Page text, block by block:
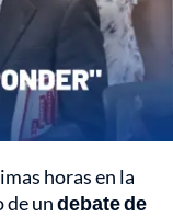
horas en la
de undebate de